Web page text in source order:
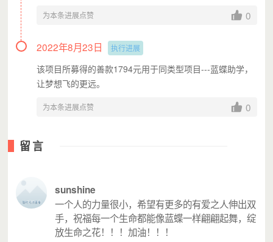
看到孩子们纯净的眼神和那如此天真灿烂
赠人玫瑰手有余香，在力所能及的情况下
快乐着！孩子们的笑脸是我们前进的动力，
你，我，他能够回答或解决的，但是这些问
步，就可以成就他们一大步，帮助他们改善
生活环境，完成生活梦想。
为本条进展点赞 0
2022年8月23日 执行进展
该项目所募得的善款1794元用于同类型项目---蓝蝶助学，
让梦想飞的更远。
为本条进展点赞 0
留言
sunshine
一个人的力量很小，希望有更多的有爱之人伸出双
手，祝福每一个生命都能像蓝蝶一样翩翩起舞，绽
放生命之花！！！加油！！！